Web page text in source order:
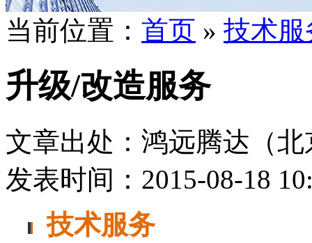
当前位置： 首页 » 技术服
升级/改造服务
文章出处：鸿远腾达（
发表时间：2015-08-18
技术服务